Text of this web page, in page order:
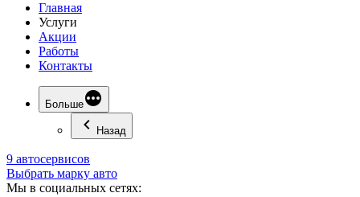
Главная
Услуги
Акции
Работы
Контакты
Больше
Назад
9 автосервисов
Выбрать марку авто
Мы в социальных сетях: